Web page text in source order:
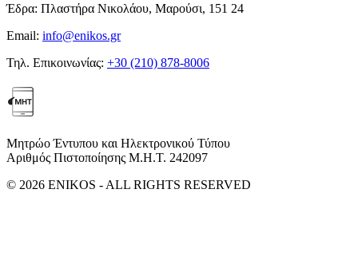
Έδρα: Πλαστήρα Νικολάου, Μαρούσι, 151 24
Email: info@enikos.gr
Τηλ. Επικοινωνίας: +30 (210) 878-8006
Μητρώο Έντυπου και Ηλεκτρονικού Τύπου
Αριθμός Πιστοποίησης Μ.Η.Τ. 242097
© 2026 ENIKOS - ALL RIGHTS RESERVED